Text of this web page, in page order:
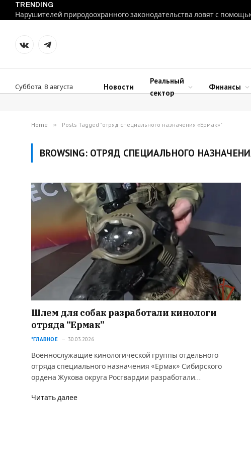
TRENDING
VKontakteTelegram
Суббота, 8 августа Новости
Реальный
сектор
Финансы
Home » Posts Tagged "отряд специального назначения «Ермак»"
BROWSING: ОТРЯД СПЕЦИАЛЬНОГО
Шлем для собак разработали кинологи
отряда “Ермак”
*ГЛАВНОЕ 30.03.2026
Военнослужащие кинологической группы отдельного
отряда специального назначения «Ермак» Сибирского
ордена Жукова округа Росгвардии разработали…
Читать далее